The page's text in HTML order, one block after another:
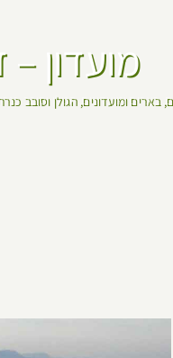
מועדון
בארים ומועדונים הגולן וסובב